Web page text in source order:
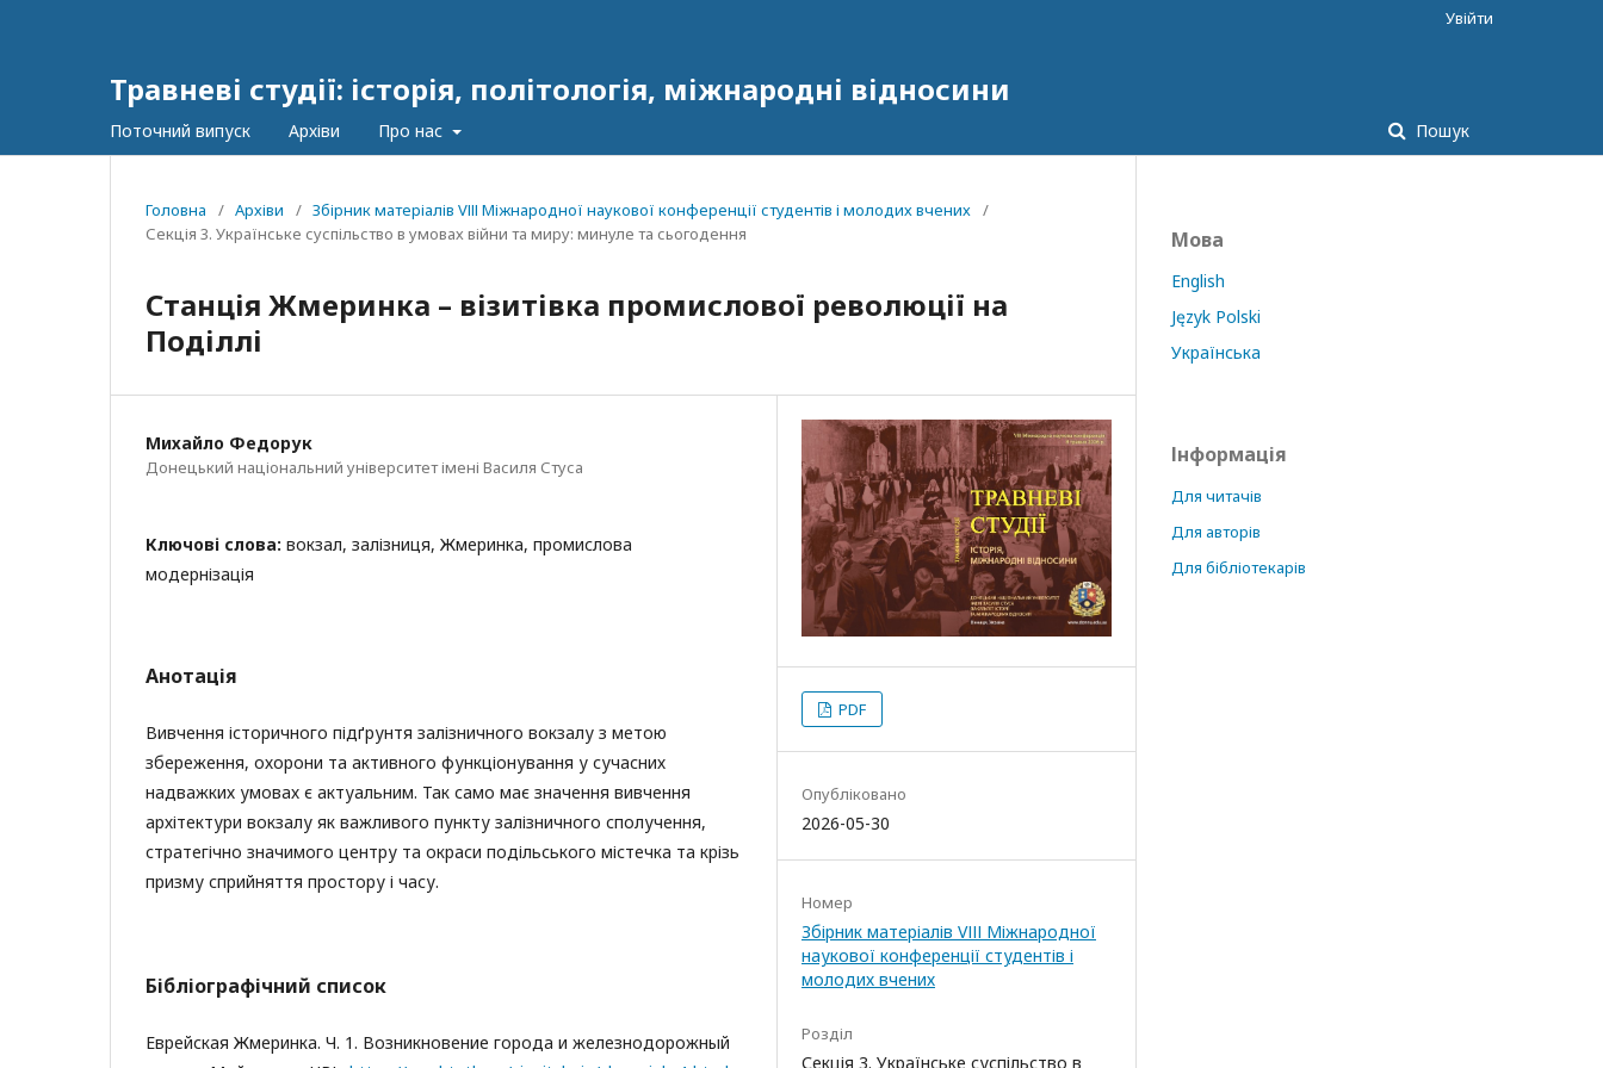
Травневі студії: історія, політологія, міжнародні відносини
Поточний випуск Архіви Про нас Пошук
Увійти
Головна / Архіви / Збірник матеріалів VІІІ Міжнародної наукової конференції студентів і молодих вчених /
Секція 3. Українське суспільство в умовах війни та миру: минуле та сьогодення
Станція Жмеринка – візитівка промислової революції на
Поділлі
Михайло Федорук
Донецький національний університет імені Василя Стуса
Ключові слова: вокзал, залізниця, Жмеринка, промислова
модернізація
Анотація
Вивчення історичного підґрунтя залізничного вокзалу з метою
збереження, охорони та активного функціонування у сучасних
надважких умовах є актуальним. Так само має значення вивчення
архітектури вокзалу як важливого пункту залізничного сполучення,
стратегічно значимого центру та окраси подільського містечка та крізь
призму сприйняття простору і часу.
Бібліографічний список
Еврейская Жмеринка. Ч. 1. Возникновение города и железнодорожный
PDF
Опубліковано
2026-05-30
Номер
Збірник матеріалів VІІІ Міжнародної
наукової конференції студентів і
молодих вчених
Розділ
Секція 3. Українське суспільство в
Мова
English
Język Polski
Українська
Інформація
Для читачів
Для авторів
Для бібліотекарів